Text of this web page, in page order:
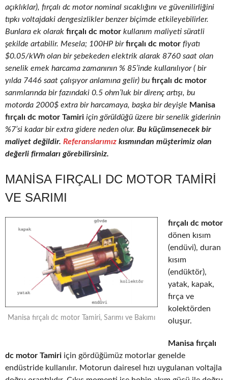
açıklıklar), fırçalı dc motor nominal sıcaklığını ve güvenilirliğini
tıpkı voltajdaki dengesizlikler benzer biçimde etkileyebilirler.
Bunlara ek olarak fırçalı dc motor kullanım maliyeti süratli
şekilde artabilir. Mesela; 100HP birfırçalı dc motor fiyatı
$0.05/kWh olan bir şebekeden elektrik alarak 8760 saat olan
senelik emek harcama zamanının % 85’inde kullanılıyor ( bir
yılda 7446 saat çalışıyor anlamına gelir) bu fırçalı dc motor
sarımlarında bir fazındaki 0.5 ohm’luk bir direnç artışı, bu
motorda 2000$ extra bir harcamaya, başka bir deyişle Manisa
fırçalı dc motor Tamiri için görüldüğü üzere bir senelik giderinin
%7’si kadar bir extra gidere neden olur. Bu küçümsenecek bir
maliyet değildir. Referanslarımız kısmından müşterimiz olan
değerli firmaları görebilirsiniz.
MANISA FIRÇALI DC MOTOR TAMIRI
VE SARIMI
Manisa fırçalı dc motor Tamiri, Sarımı ve Bakımı
fırçalı dc motor
dönen kısım
(endüvi), duran
kısım
(endüktör),
yatak, kapak,
fırça ve
kolektörden
oluşur.
Manisa fırçalı
dc motor Tamiri için gördüğümüz motorlar genelde
endüstride kullanılır. Motorun dairesel hızı uygulanan voltajla